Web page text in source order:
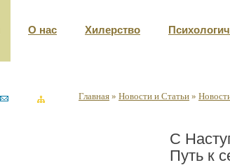
О нас Хилерство
Главная » Новости и Статьи »
С
Путь к